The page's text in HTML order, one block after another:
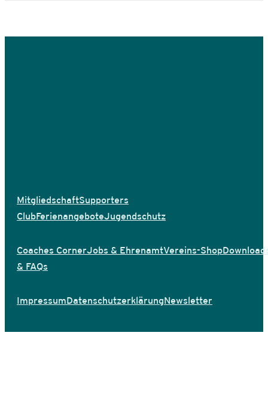
MitgliedschaftSupporters
ClubFerienangeboteJugendschutz
Coaches CornerJobs & EhrenamtVereins-Shop
& FAQs
ImpressumDatenschutzerklärungNewsletter